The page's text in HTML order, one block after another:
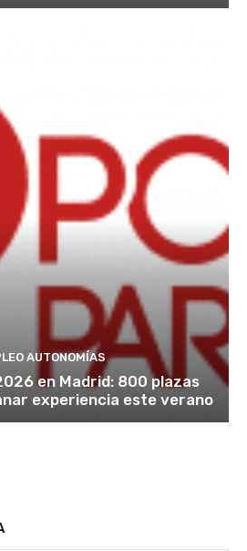
AUTONOMÍAS
en Madrid: 800 plazas
experiencia este verano